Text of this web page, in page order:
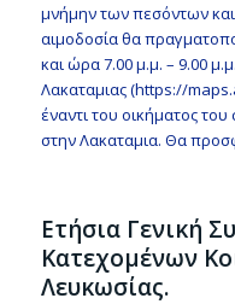
μνήμην των πεσόντων
αιμοδοσία θα
και ώρα 7.00 μ.μ. – 9.00
Λακαταμιας (https://
έναντι του οικήματος
στην Λακαταμια. Θα
Ετήσια Γενική
Κατεχομένων
Λευκωσίας.